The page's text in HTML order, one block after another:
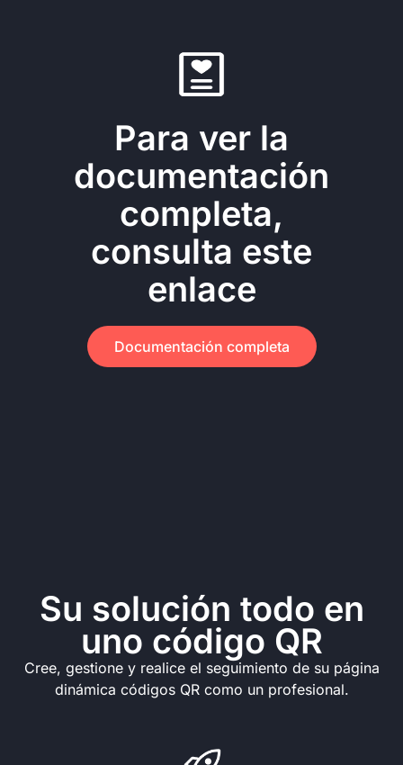
Para ver la
documentación
completa,
consulta este
enlace
Documentación completa
Su solución todo en
uno código QR
Cree, gestione y realice el seguimiento de su página
dinámica códigos QR como un profesional.